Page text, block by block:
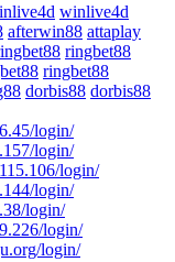
winlive4d
afterwin88 attaplay
ringbet88
ringbet88
dorbis88 dorbis88
login/
login/
login/
login/
login/
login/
login/